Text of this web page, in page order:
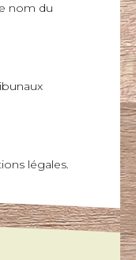
nom du
légales.